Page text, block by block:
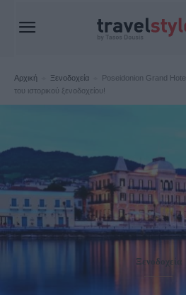
Αρχική Ξενοδοχεία
Poseidonion Grand
του ιστορικού ξενοδοχείου!
Ξενοδοχεία